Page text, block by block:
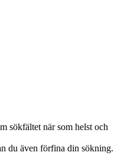
sökfältet när som helst och
du även förfina din sökning.